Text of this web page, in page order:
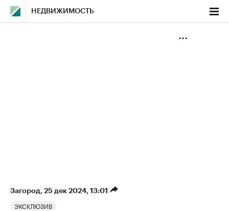
НЕДВИЖИМОСТЬ
Загород⁠, 25 дек 2024, 13:01
ЭКСКЛЮЗИВ